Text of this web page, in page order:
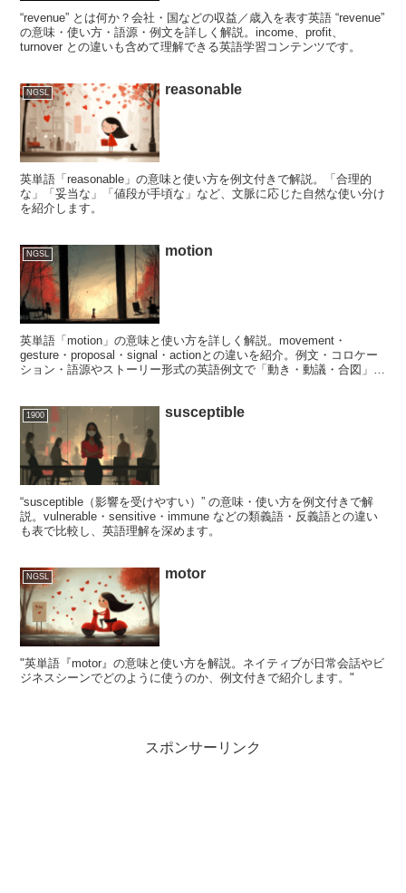
“revenue” とは何か？会社・国などの収益／歳入を表す英語 “revenue”
の意味・使い方・語源・例文を詳しく解説。income、profit、
turnover との違いも含めて理解できる英語学習コンテンツです。
NGSL reasonable
英単語「reasonable」の意味と使い方を例文付きで解説。「合理的
な」「妥当な」「値段が手頃な」など、文脈に応じた自然な使い分け
を紹介します。
NGSL motion
英単語「motion」の意味と使い方を詳しく解説。movement・
gesture・proposal・signal・actionとの違いを紹介。例文・コロケー
ション・語源やストーリー形式の英語例文で「動き・動議・合図」の
1900 susceptible
“susceptible（影響を受けやすい）” の意味・使い方を例文付きで解
説。vulnerable・sensitive・immune などの類義語・反義語との違い
も表で比較し、英語理解を深めます。
NGSL motor
"英単語『motor』の意味と使い方を解説。ネイティブが日常会話やビ
ジネスシーンでどのように使うのか、例文付きで紹介します。"
スポンサーリンク